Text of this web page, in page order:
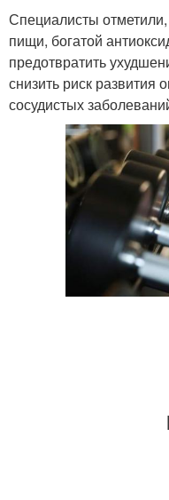
Продукты для детей
Продукты с
содержанием
Продукты для
Специалисты отметили,
пищи, богатой
предотвратить
снизить риск развития
сосудистых